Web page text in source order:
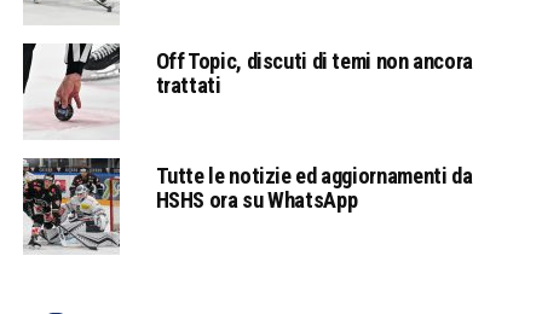
Off Topic, discuti di temi non ancora
trattati
Tutte le notizie ed aggiornamenti da
HSHS ora su WhatsApp